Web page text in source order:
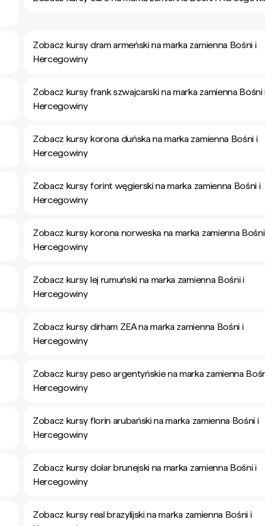
Zobacz kursy dram armeński na marka zamienna Bośni i
Hercegowiny
Zobacz kursy frank szwajcarski na marka zamienna Bośni
Hercegowiny
Zobacz kursy korona duńska na marka zamienna Bośni i
Hercegowiny
Zobacz kursy forint węgierski na marka zamienna Bośni i
Hercegowiny
Zobacz kursy korona norweska na marka zamienna
Hercegowiny
Zobacz kursy lej rumuński na marka zamienna Bośni i
Hercegowiny
Zobacz kursy dirham ZEA na marka zamienna Bośni i
Hercegowiny
Zobacz kursy peso argentyńskie na marka zamienna
Hercegowiny
Zobacz kursy florin arubański na marka zamienna Bośni i
Hercegowiny
Zobacz kursy dolar brunejski na marka zamienna Bośni i
Hercegowiny
Zobacz kursy real brazylijski na marka zamienna Bośni i